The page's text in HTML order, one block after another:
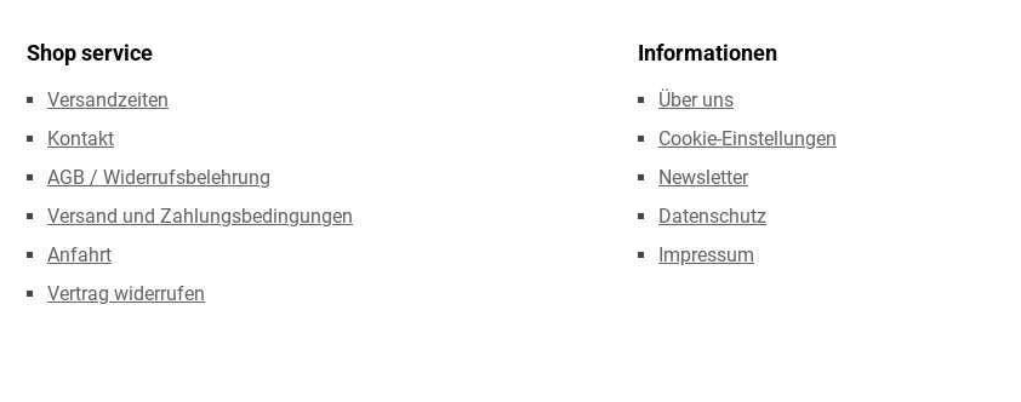
Shop service
Versandzeiten
Kontakt
AGB / Widerrufsbelehrung
Versand und Zahlungsbedingungen
Anfahrt
Vertrag widerrufen
Informationen
Über uns
Cookie-Einstellungen
Newsletter
Datenschutz
Impressum